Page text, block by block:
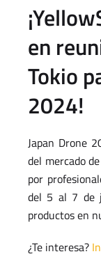
en
Tokio
2024!
Japan Drone
del mercado
por
del 5 al 7 de
productos en
¿Te interesa?